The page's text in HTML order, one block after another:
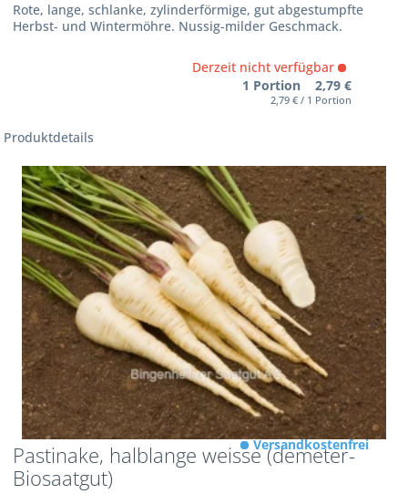
Rote, lange, schlanke, zylinderförmige, gut abgestumpfte
Herbst- und Wintermöhre. Nussig-milder Geschmack.
Derzeit nicht verfügbar
1 Portion 2,79 €
2,79 € / 1 Portion
Produktdetails
Pastinake, halblange weisse (demeter-
Biosaatgut)
Versandkostenfrei